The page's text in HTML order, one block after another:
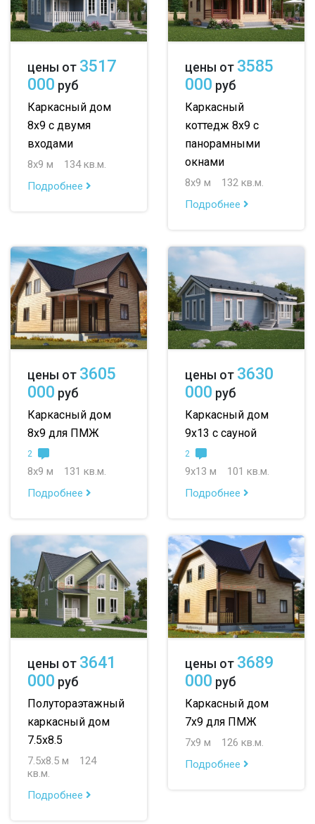
цены от 3517
000 руб
Каркасный дом
8х9 с двумя
входами
8х9 м
134 кв.м.
Подробнее
цены от 3585
000 руб
Каркасный
коттедж 8х9 с
панорамными
окнами
8х9 м
132 кв.м.
Подробнее
цены от 3605
000 руб
Каркасный дом
8х9 для ПМЖ
2
8х9 м
131 кв.м.
Подробнее
цены от 3630
000 руб
Каркасный дом
9х13 с сауной
2
9х13 м
101 кв.м.
Подробнее
цены от 3641
000 руб
Полутораэтажный
каркасный дом
7.5х8.5
7.5х8.5 м
124
кв.м.
Подробнее
цены от 3689
000 руб
Каркасный дом
7х9 для ПМЖ
7х9 м
126 кв.м.
Подробнее